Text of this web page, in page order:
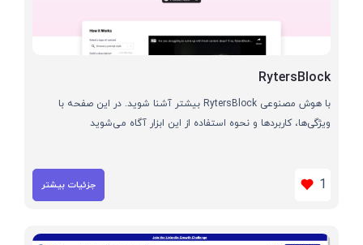
RytersBlock
با هوش مصنوعی RytersBlock بیشتر آشنا شوید. در این صفحه با
ویژگی‌ها، کاربردها و نحوه استفاده از این ابزار آگاه می‌شوید
1 جزئیات بیشتر